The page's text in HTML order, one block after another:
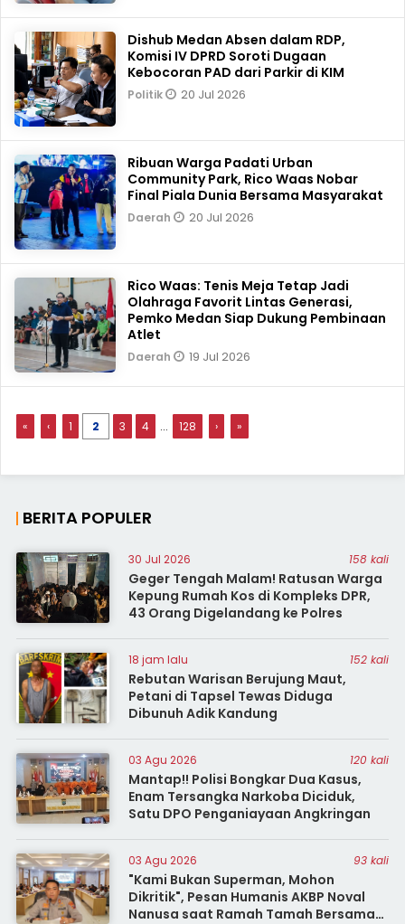
Dishub Medan Absen dalam RDP,
Komisi IV DPRD Soroti Dugaan
Kebocoran PAD dari Parkir di KIM
Politik 20 Jul 2026
Ribuan Warga Padati Urban
Community Park, Rico Waas Nobar
Final Piala Dunia Bersama Masyarakat
Daerah 20 Jul 2026
Rico Waas: Tenis Meja Tetap Jadi
Olahraga Favorit Lintas Generasi,
Pemko Medan Siap Dukung Pembinaan
Atlet
Daerah 19 Jul 2026
« ‹ 1 2 3 4 ... 128 › »
BERITA POPULER
30 Jul 2026 158 kali
Geger Tengah Malam! Ratusan Warga
Kepung Rumah Kos di Kompleks DPR,
43 Orang Digelandang ke Polres
18 jam lalu 152 kali
Rebutan Warisan Berujung Maut,
Petani di Tapsel Tewas Diduga
Dibunuh Adik Kandung
03 Agu 2026 120 kali
Mantap!! Polisi Bongkar Dua Kasus,
Enam Tersangka Narkoba Diciduk,
Satu DPO Penganiayaan Angkringan
03 Agu 2026 93 kali
"Kami Bukan Superman, Mohon
Dikritik", Pesan Humanis AKBP Noval
Nanusa saat Ramah Tamah Bersama